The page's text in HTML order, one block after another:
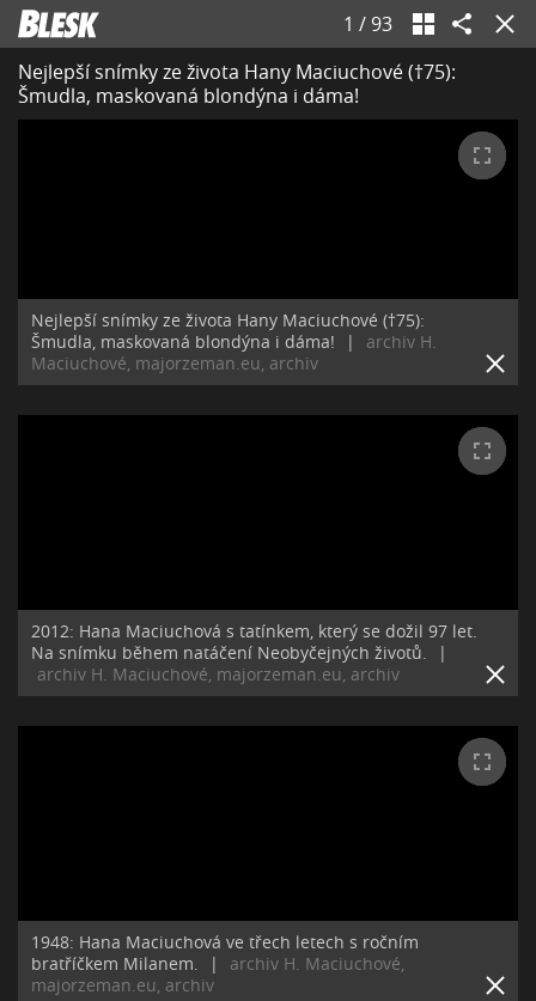
1 / 93
Nejlepší snímky ze života Hany Maciuchové (†75):
Šmudla, maskovaná blondýna i dáma!
Nejlepší snímky ze života Hany Maciuchové (†75):
Šmudla, maskovaná blondýna i dáma!
|
archiv H.
Maciuchové, majorzeman.eu, archiv
2012: Hana Maciuchová s tatínkem, který se dožil 97 let.
Na snímku během natáčení Neobyčejných životů.
|
archiv H. Maciuchové, majorzeman.eu, archiv
1948: Hana Maciuchová ve třech letech s ročním
bratříčkem Milanem.
|
archiv H. Maciuchové,
majorzeman.eu, archiv